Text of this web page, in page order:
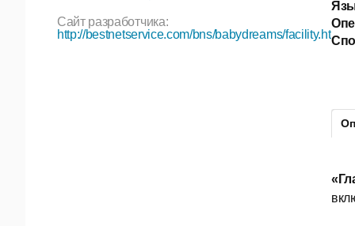
Сайт разработчика:
http://bestnetservice.com/bns/babydreams/facility.htm